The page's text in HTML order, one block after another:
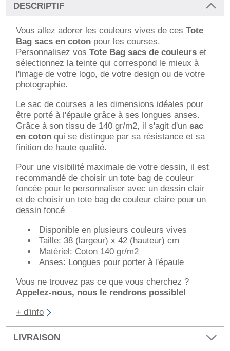
DESCRIPTIF
Vous allez adorer les couleurs vives de ces Tote
Bag sacs en coton pour les courses.
Personnalisez vosTote Bag sacs de couleurs et
sélectionnez la teinte qui correspond le mieux à
l'image de votre logo, de votre design ou de votre
photographie.
Le sac de courses a les dimensions idéales pour
être porté à l'épaule grâce à ses longues anses.
Grâce à son tissu de 140 gr/m2, il s'agit d'un sac
en coton qui se distingue par sa résistance et sa
finition de haute qualité.
Pour une visibilité maximale de votre dessin, il est
recommandé de choisir un tote bag de couleur
foncée pour le personnaliser avec un dessin clair
et de choisir un tote bag de couleur claire pour un
dessin foncé
Disponible en plusieurs couleurs vives
Taille: 38 (largeur) x 42 (hauteur) cm
Matériel: Coton 140 gr/m2
Anses: Longues pour porter à l'épaule
Vous ne trouvez pas ce que vous cherchez ?
Appelez-nous, nous le rendrons possible!
+ d'info
LIVRAISON